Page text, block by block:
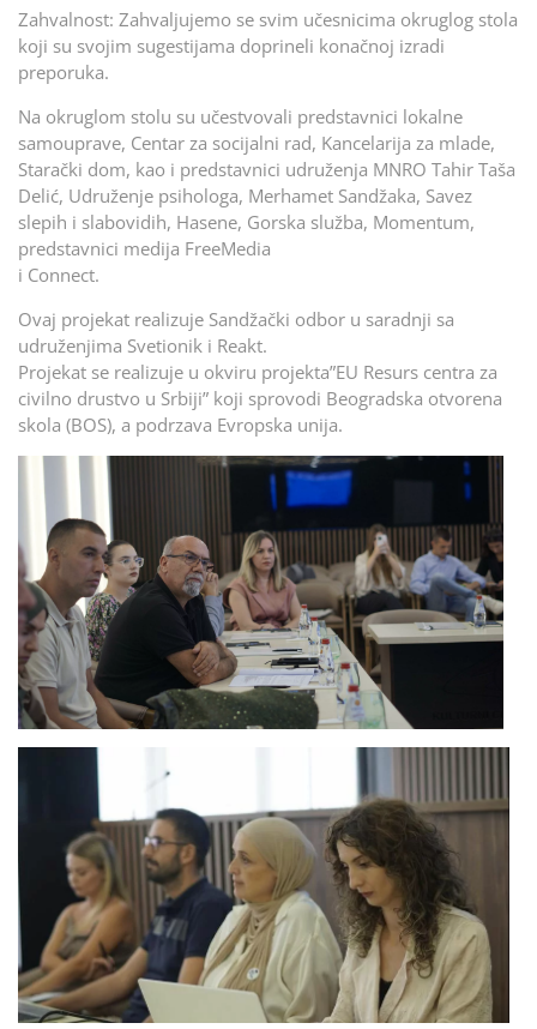
Zahvalnost: Zahvaljujemo se svim učesnicima okruglog stola
koji su svojim sugestijama doprineli konačnoj izradi
preporuka.
Na okruglom stolu su učestvovali predstavnici lokalne
samouprave, Centar za socijalni rad, Kancelarija za mlade,
Starački dom, kao i predstavnici udruženja MNRO Tahir Taša
Delić, Udruženje psihologa, Merhamet Sandžaka, Savez
slepih i slabovidih, Hasene, Gorska služba, Momentum,
predstavnici medija FreeMedia
i Connect.
Ovaj projekat realizuje Sandžački odbor u saradnji sa
udruženjima Svetionik i Reakt.
Projekat se realizuje u okviru projekta”EU Resurs centra za
civilno drustvo u Srbiji” koji sprovodi Beogradska otvorena
skola (BOS), a podrzava Evropska unija.